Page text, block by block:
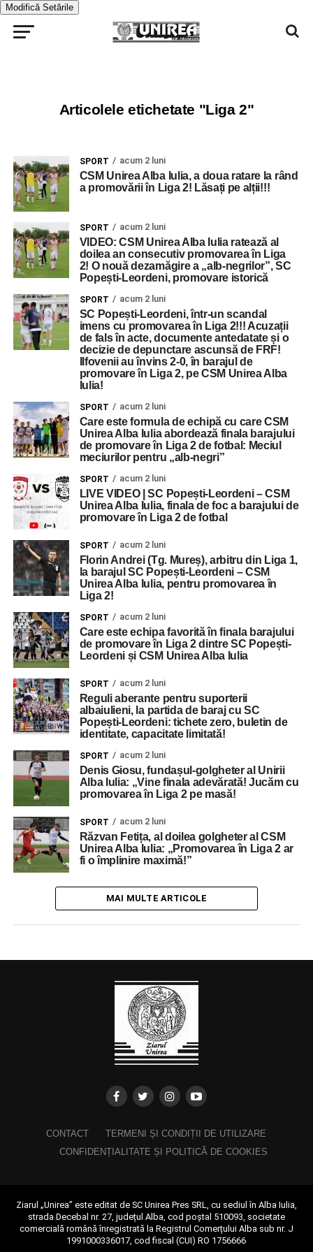
Modifică Setările
Articolele etichetate "Liga 2"
SPORT acum 2 luni
CSM Unirea Alba Iulia, a doua ratare la rând
a promovării în Liga 2! Lăsați pe alții!!!
SPORT acum 2 luni
VIDEO: CSM Unirea Alba Iulia ratează al
doilea an consecutiv promovarea în Liga
2! O nouă dezamăgire a „alb-negrilor”, SC
Popești-Leordeni, promovare istorică
SPORT acum 2 luni
SC Popești-Leordeni, într-un scandal
imens cu promovarea în Liga 2!!! Acuzații
de fals în acte, documente antedatate și o
decizie de depunctare ascunsă de FRF!
Ilfovenii au învins 2-0, în barajul de
promovare în Liga 2, pe CSM Unirea Alba
Iulia!
SPORT acum 2 luni
Care este formula de echipă cu care CSM
Unirea Alba Iulia abordează finala barajului
de promovare în Liga 2 de fotbal: Meciul
meciurilor pentru „alb-negri”
SPORT acum 2 luni
LIVE VIDEO | SC Popești-Leordeni – CSM
Unirea Alba Iulia, finala de foc a barajului de
promovare în Liga 2 de fotbal
SPORT acum 2 luni
Florin Andrei (Tg. Mureș), arbitru din Liga 1,
la barajul SC Popești-Leordeni – CSM
Unirea Alba Iulia, pentru promovarea în
Liga 2!
SPORT acum 2 luni
Care este echipa favorită în finala barajului
de promovare în Liga 2 dintre SC Popești-
Leordeni și CSM Unirea Alba Iulia
SPORT acum 2 luni
Reguli aberante pentru suporterii
albaiulieni, la partida de baraj cu SC
Popești-Leordeni: tichete zero, buletin de
identitate, capacitate limitată!
SPORT acum 2 luni
Denis Giosu, fundașul-golgheter al Unirii
Alba Iulia: „Vine finala adevărată! Jucăm cu
promovarea în Liga 2 pe masă!
SPORT acum 2 luni
Răzvan Fetița, al doilea golgheter al CSM
Unirea Alba Iulia: „Promovarea în Liga 2 ar
fi o împlinire maximă!”
MAI MULTE ARTICOLE
CONTACT
TERMENI ȘI CONDIȚII DE UTILIZARE
CONFIDENȚIALITATE ȘI POLITICĂ DE COOKIES
Ziarul „Unirea” este editat de SC Unirea Pres SRL, cu sediul în Alba Iulia,
strada Decebal nr. 27, județul Alba, cod poștal 510093, societate
comercială română înregistrată la Registrul Comerțului Alba sub nr. J
1991000336017, cod fiscal (CUI) RO 1756666